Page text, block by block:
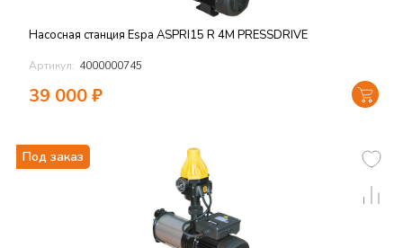
Насосная станция Espa ASPRI15 R 4M PRESSDRIVE
Артикул: 4000000745
39 000₽
Под заказ